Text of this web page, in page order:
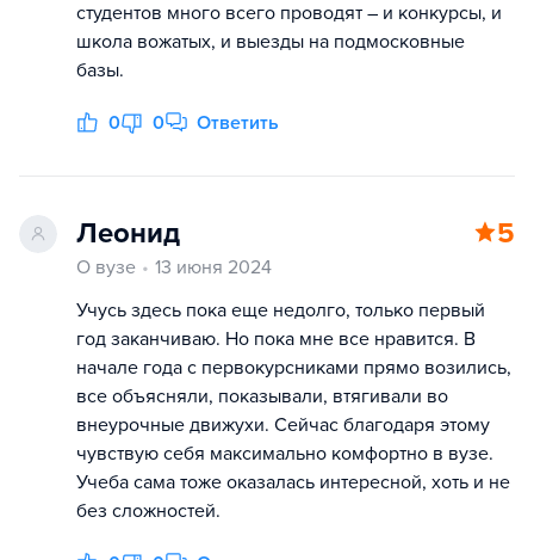
студентов много всего проводят – и конкурсы, и
школа вожатых, и выезды на подмосковные
базы.
0 0 Ответить
Леонид 5
О вузе
13 июня 2024
Учусь здесь пока еще недолго, только первый
год заканчиваю. Но пока мне все нравится. В
начале года с первокурсниками прямо возились,
все объясняли, показывали, втягивали во
внеурочные движухи. Сейчас благодаря этому
чувствую себя максимально комфортно в вузе.
Учеба сама тоже оказалась интересной, хоть и не
без сложностей.